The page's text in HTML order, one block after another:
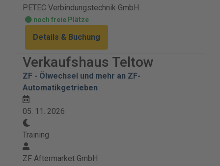
PETEC Verbindungstechnik GmbH
noch freie Plätze
Details & Buchung
Verkaufshaus Teltow
ZF - Ölwechsel und mehr an ZF-
Automatikgetrieben
05. 11. 2026
Training
ZF Aftermarket GmbH